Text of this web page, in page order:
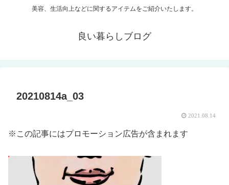
美容、生活向上などに関するアイテムをご紹介いたします。
良い暮らしブログ
20210814a_03
2021.08.14
※この記事にはプロモーション広告が含まれます